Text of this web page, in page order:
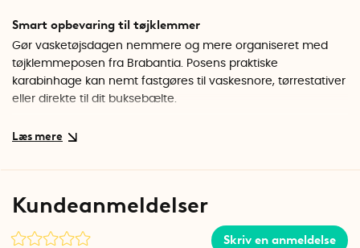
Smart opbevaring til tøjklemmer
Gør vasketøjsdagen nemmere og mere organiseret med
tøjklemmeposen fra Brabantia. Posens praktiske
karabinhage kan nemt fastgøres til vaskesnore, tørrestativer
eller direkte til dit buksebælte.
Holdbare materialer til vind og vejr
mod snavs og støv. Posen er også udstyret med et drænhul
Kundeanmeldelser
Skriv en anmeldelse